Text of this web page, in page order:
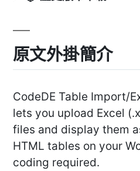
原文外掛簡介
CodeDE Table Import/
lets you upload Excel
files and display them
HTML tables on your
coding required.